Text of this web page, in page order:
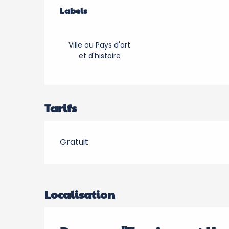
Labels
Labels
Ville ou Pays d'art
et d'histoire
Tarifs
Gratuit
Localisation